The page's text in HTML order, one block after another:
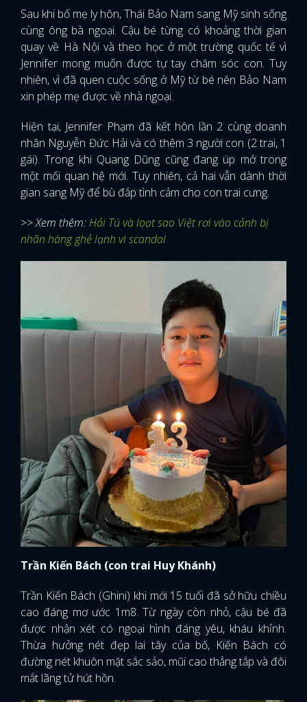
Sau khi bố mẹ ly hôn, Thái Bảo Nam sang Mỹ sinh sống
cùng ông bà ngoại. Cậu bé từng có khoảng thời gian
quay về Hà Nội và theo học ở một trường quốc tế vì
Jennifer mong muốn được tự tay chăm sóc con. Tuy
nhiên, vì đã quen cuộc sống ở Mỹ từ bé nên Bảo Nam
xin phép mẹ được về nhà ngoại.
Hiện tại, Jennifer Phạm đã kết hôn lần 2 cùng doanh
nhân Nguyễn Đức Hải và có thêm 3 người con (2 trai, 1
gái). Trong khi Quang Dũng cũng đang úp mở trong
một mối quan hệ mới. Tuy nhiên, cả hai vẫn dành thời
gian sang Mỹ để bù đắp tình cảm cho con trai cưng.
>> Xem thêm:Hải Tú và loạt sao Việt rơi vào cảnh bị
nhãn hàng ghẻ lạnh vì scandal
Trần Kiến Bách (con trai Huy Khánh)
Trần Kiến Bách (Ghini) khi mới 15 tuổi đã sở hữu chiều
cao đáng mơ ước 1m8. Từ ngày còn nhỏ, cậu bé đã
được nhận xét có ngoại hình đáng yêu, kháu khỉnh.
Thừa hưởng nét đẹp lai tây của bố, Kiến Bách có
đường nét khuôn mặt sắc sảo, mũi cao thẳng tắp và đôi
mắt lãng tử hút hồn.